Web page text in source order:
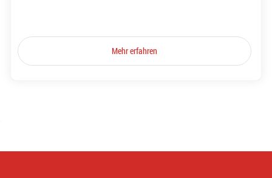
Mehr erfahren